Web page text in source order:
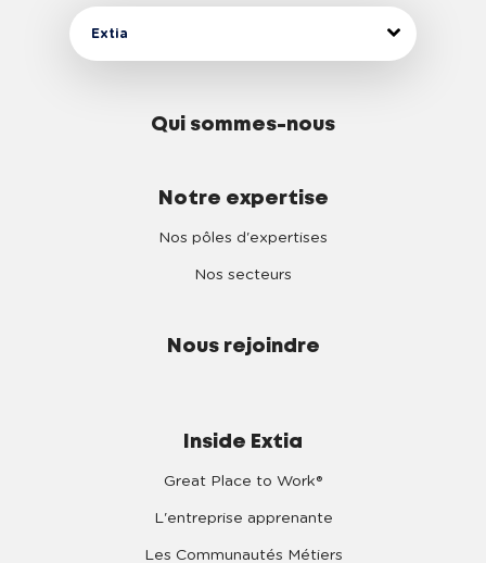
Extia
Qui sommes-nous
Notre expertise
Nos pôles d'expertises
Nos secteurs
Nous rejoindre
Inside Extia
Great Place to Work®
L'entreprise apprenante
Les Communautés Métiers